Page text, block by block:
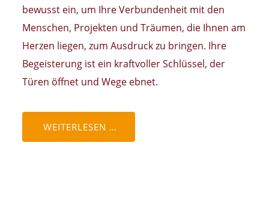
bewusst ein, um Ihre Verbundenheit mit den
Menschen, Projekten und Träumen, die Ihnen am
Herzen liegen, zum Ausdruck zu bringen. Ihre
Begeisterung ist ein kraftvoller Schlüssel, der
Türen öffnet und Wege ebnet.
WEITERLESEN …